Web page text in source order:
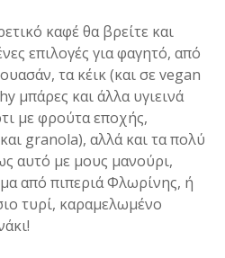
καφέ θα βρείτε και
επιλογές για φαγητό, από
τα κέικ (και σε vegan
μπάρες και άλλα υγιεινά
με φρούτα εποχής,
granola), αλλά και τα πολύ
αυτό με μους μανούρι,
από πιπεριά Φλωρίνης, ή
τυρί, καραμελωμένο